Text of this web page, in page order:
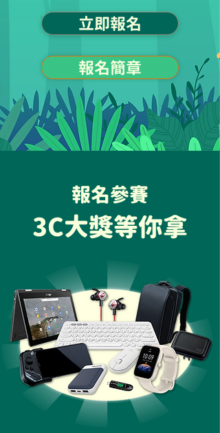
立即報名
報名簡章
​報名參賽
3C大獎等你拿